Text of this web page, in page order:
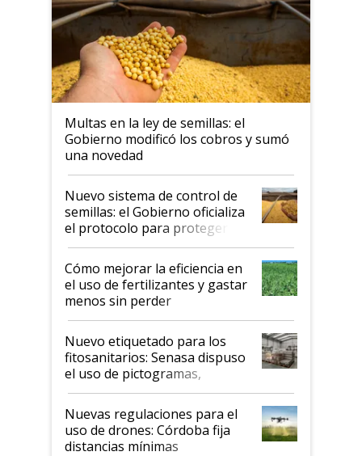
Multas en la ley de semillas: el
Gobierno modificó los cobros y sumó
una novedad
Nuevo sistema de control de
semillas: el Gobierno oficializa
el protocolo para proteger la
propiedad intelectual
Cómo mejorar la eficiencia en
el uso de fertilizantes y gastar
menos sin perder
productividad en la campaña
fina
Nuevo etiquetado para los
fitosanitarios: Senasa dispuso
el uso de pictogramas,
palabras de advertencia e
indicaciones
Nuevas regulaciones para el
uso de drones: Córdoba fija
distancias mínimas